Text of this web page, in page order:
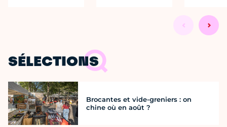
SÉLECTIONS
Brocantes et vide-greniers : on
chine où en août ?